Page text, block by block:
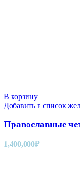
В корзину
Добавить в список
Православные
1,400,000₽